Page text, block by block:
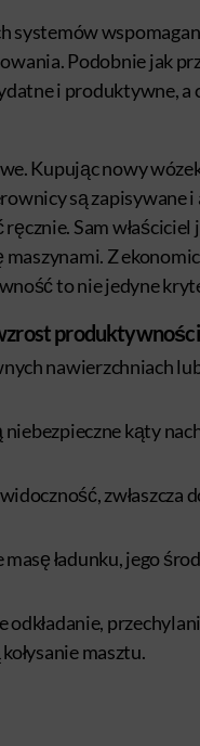
systemów
Podobnie jak
i produktywne, a
Kupując nowy
są zapisywane
Sam
Z
to nie jedyne
produktywności
nawierzchniach
kąty
zwłaszcza
ładunku, jego
masztu.